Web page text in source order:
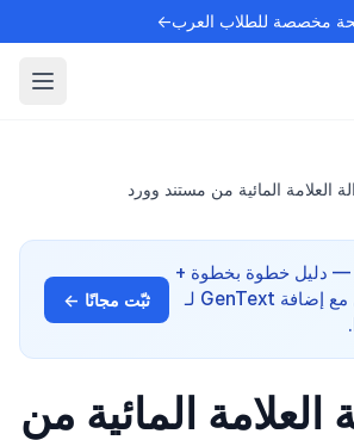
مخصصة للطلاب العرب←
العلامة المائية من مستند وورد
حل سريع لـ Word — دليل خطوة بخطوة +
قالب مجاني. يعمل مع إضافة GenText لـ
ثبّت مجانًا ←
العلامة المائية من